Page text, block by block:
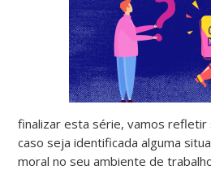
finalizar esta série, vamos
caso seja identificada alguma
moral no seu ambiente de